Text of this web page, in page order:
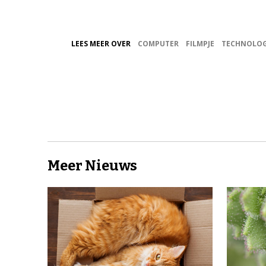
LEES MEER OVER COMPUTER FILMPJE
Meer Nieuws